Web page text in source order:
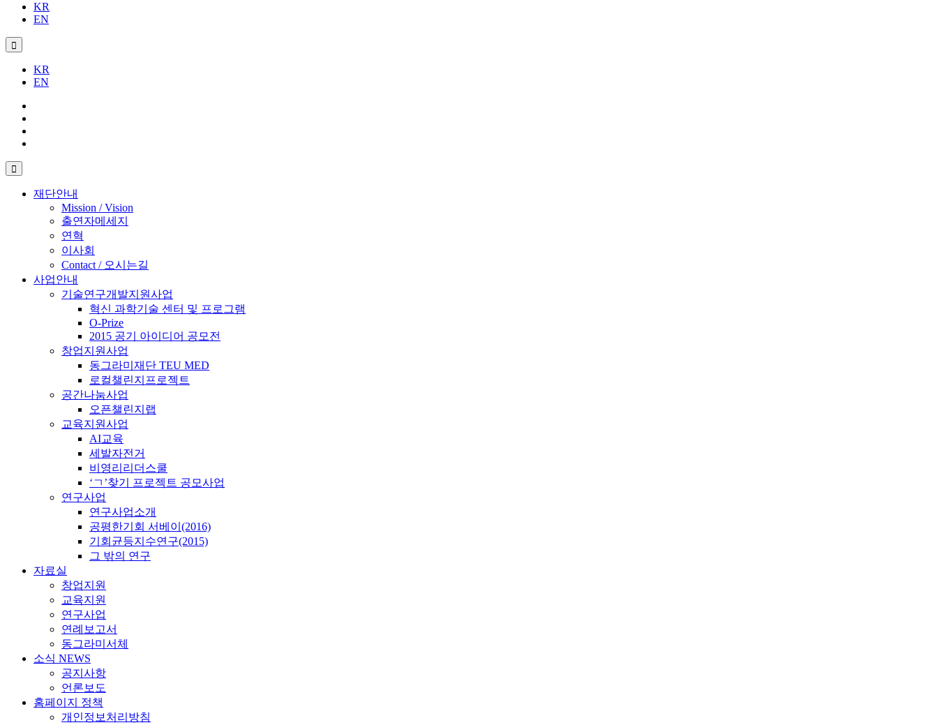
KR
EN
KR
EN
재단안내
Mission / Vision
출연자메세지
연혁
이사회
Contact / 오시는길
사업안내
기술연구개발지원사업
혁신 과학기술 센터 및 프로그램
O-Prize
2015 공기 아이디어 공모전
창업지원사업
동그라미재단 TEU MED
로컬챌린지프로젝트
공간나눔사업
오픈챌린지랩
교육지원사업
AI교육
세발자전거
비영리리더스쿨
‘ㄱ’찾기 프로젝트 공모사업
연구사업
연구사업소개
공평한기회 서베이(2016)
기회균등지수연구(2015)
그 밖의 연구
자료실
창업지원
교육지원
연구사업
연례보고서
동그라미서체
소식 NEWS
공지사항
언론보도
홈페이지 정책
개인정보처리방침